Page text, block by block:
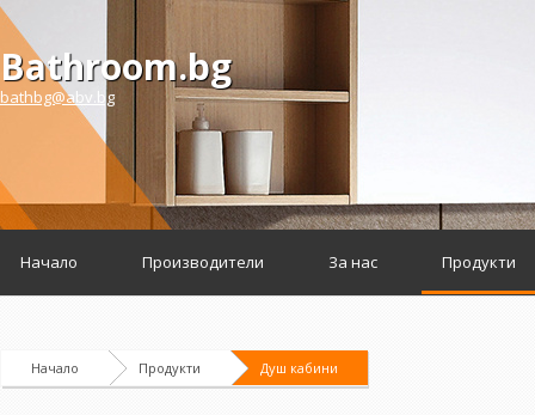
Bathroom.bg
bathbg@abv.bg
Начало Производители За нас Продукти
Начало Продукти Душ кабини